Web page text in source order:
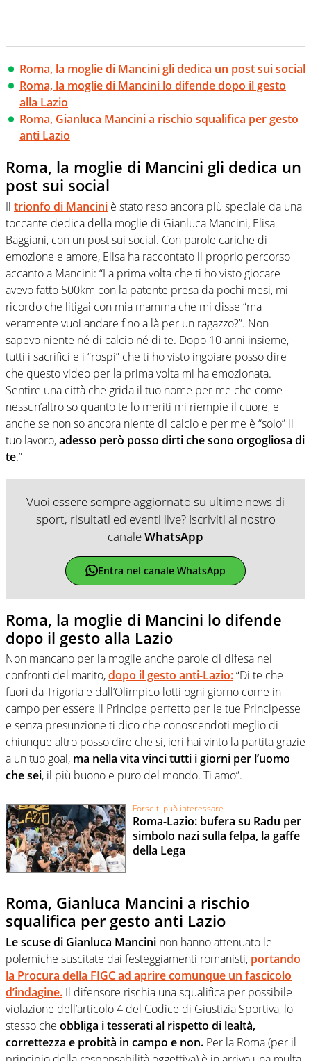
Roma, la moglie di Mancini gli dedica un post sui social
Roma, la moglie di Mancini lo difende dopo il gesto
alla Lazio
Roma, Gianluca Mancini a rischio squalifica per gesto
anti Lazio
Roma, la moglie di Mancini gli dedica un
post sui social
Il trionfo di Mancini è stato reso ancora più speciale da una
toccante dedica della moglie di Gianluca Mancini, Elisa
Baggiani, con un post sui social. Con parole cariche di
emozione e amore, Elisa ha raccontato il proprio percorso
accanto a Mancini: “La prima volta che ti ho visto giocare
avevo fatto 500km con la patente presa da pochi mesi, mi
ricordo che litigai con mia mamma che mi disse “ma
veramente vuoi andare fino a là per un ragazzo?”. Non
sapevo niente né di calcio né di te. Dopo 10 anni insieme,
tutti i sacrifici e i “rospi” che ti ho visto ingoiare posso dire
che questo video per la prima volta mi ha emozionata.
Sentire una città che grida il tuo nome per me che come
nessun’altro so quanto te lo meriti mi riempie il cuore, e
anche se non so ancora niente di calcio e per me è “solo” il
tuo lavoro,adesso però posso dirti che sono orgogliosa di
te.”
Vuoi essere sempre aggiornato su ultime news di
sport, risultati ed eventi live? Iscriviti al nostro
canaleWhatsApp
Entra nel canale WhatsApp
Roma, la moglie di Mancini lo difende
dopo il gesto alla Lazio
Non mancano per la moglie anche parole di difesa nei
confronti del marito,dopo il gesto anti-Lazio:“Di te che
fuori da Trigoria e dall’Olimpico lotti ogni giorno come in
campo per essere il Principe perfetto per le tue Principesse
e senza presunzione ti dico che conoscendoti meglio di
chiunque altro posso dire che si, ieri hai vinto la partita grazie
a un tuo goal, ma nella vita vinci tutti i giorni per l’uomo
che sei, il più buono e puro del mondo. Ti amo”.
Forse ti può interessare
Roma-Lazio: bufera su Radu per
simbolo nazi sulla felpa, la gaffe
della Lega
Roma, Gianluca Mancini a rischio
squalifica per gesto anti Lazio
Le scuse di Gianluca Mancini non hanno attenuato le
polemiche suscitate dai festeggiamenti romanisti, portando
la Procura della FIGC ad aprire comunque un fascicolo
d’indagine. Il difensore rischia una squalifica per possibile
violazione dell’articolo 4 del Codice di Giustizia Sportiva, lo
stesso che obbliga i tesserati al rispetto di lealtà,
correttezza e probità in campo e non. Per la Roma (per il